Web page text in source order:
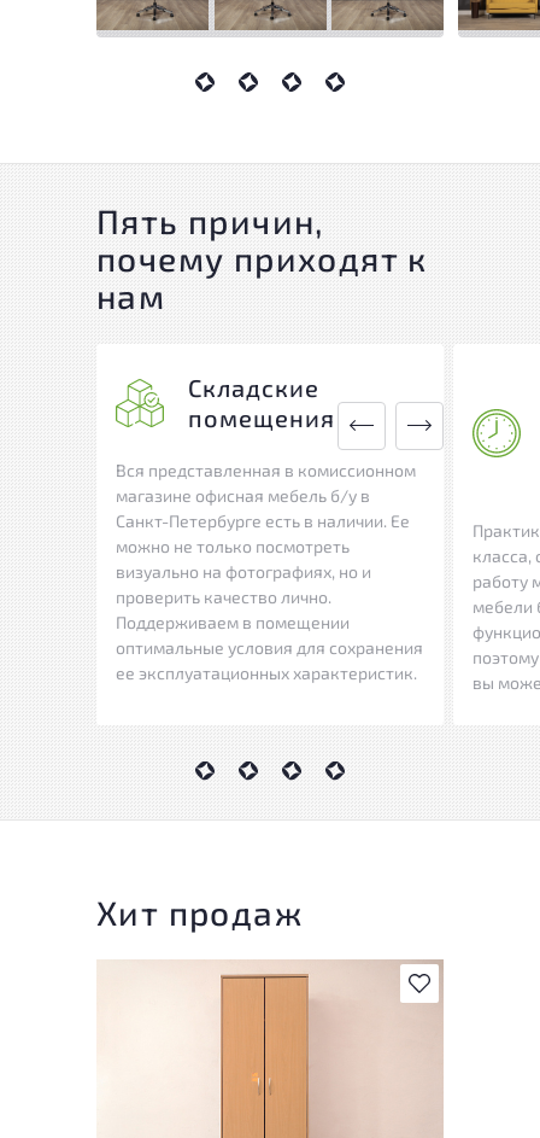
Пять причин,
почему приходят к
нам
Складские
помещения
Вся представленная в комиссионном
магазине офисная мебель б/у в
Санкт-Петербурге есть в наличии. Ее
можно не только посмотреть
визуально на фотографиях, но и
проверить качество лично.
Поддерживаем в помещении
оптимальные условия для сохранения
ее эксплуатационных характеристик.
класса,
работу
мебели
вы
Хит продаж
В избранное